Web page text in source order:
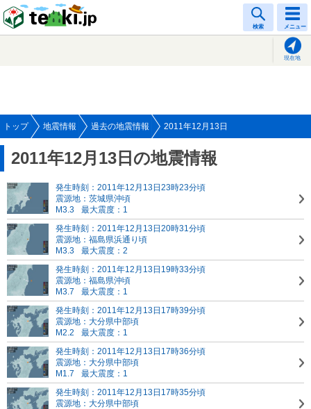
検索 メニュー
現在地
トップ 地震情報 過去の地震情報 2011年12月13日
2011年12月13日の地震情報
発生時刻：2011年12月13日23時23分頃
震源地：茨城県沖頃
M3.3
最大震度：1
発生時刻：2011年12月13日20時31分頃
震源地：福島県浜通り頃
M3.3
最大震度：2
発生時刻：2011年12月13日19時33分頃
震源地：福島県沖頃
M3.7
最大震度：1
発生時刻：2011年12月13日17時39分頃
震源地：大分県中部頃
M2.2
最大震度：1
発生時刻：2011年12月13日17時36分頃
震源地：大分県中部頃
M1.7
最大震度：1
発生時刻：2011年12月13日17時35分頃
震源地：大分県中部頃